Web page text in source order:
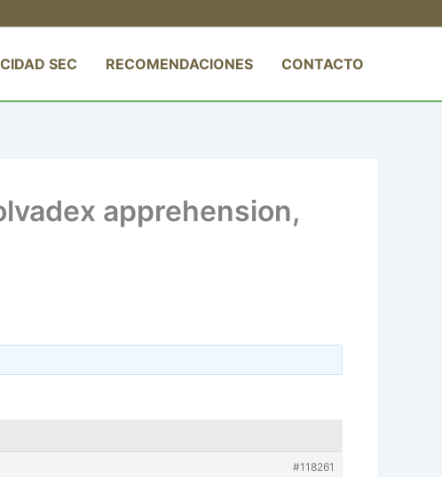
SEC RECOMENDACIONES CONTACTO
apprehension,
#118261